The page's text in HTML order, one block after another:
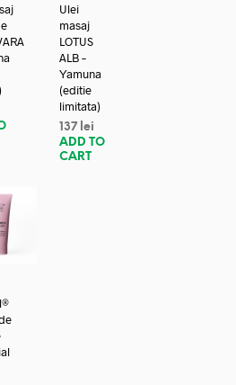
Ulei
masaj
LOTUS
ALB –
Yamuna
(editie
limitata)
137 lei
ADD TO
CART